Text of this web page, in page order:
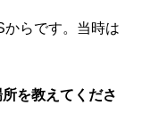
らです。当時は
を教えてくださ